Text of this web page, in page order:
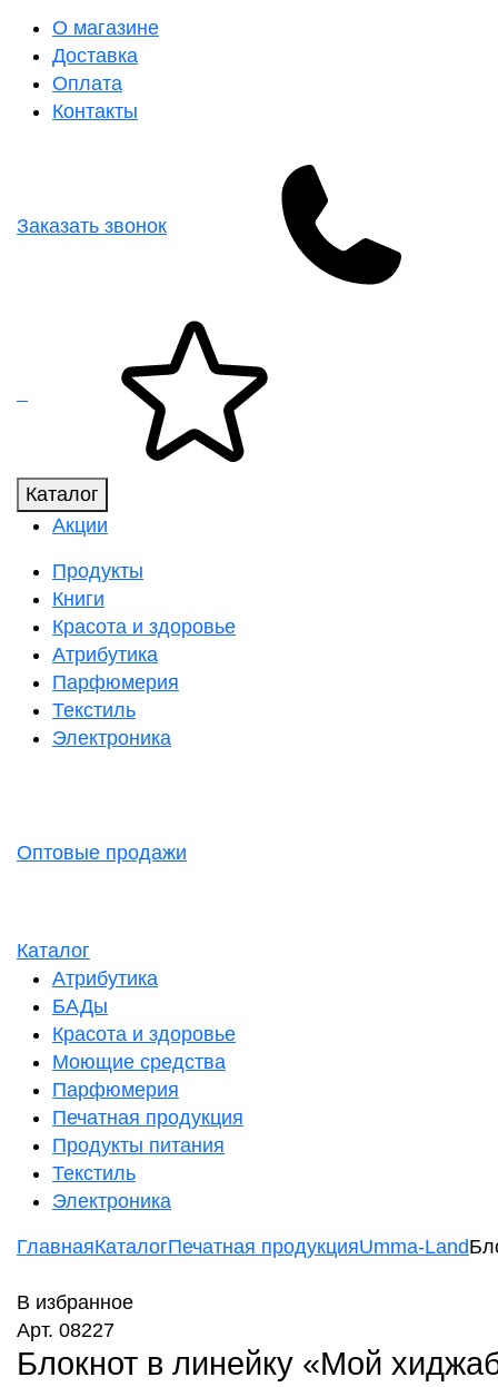
О магазине
Доставка
Оплата
Контакты
Заказать звонок
Каталог
Акции
Продукты
Книги
Красота и здоровье
Атрибутика
Парфюмерия
Текстиль
Электроника
Оптовые продажи
Каталог
Атрибутика
БАДы
Красота и здоровье
Моющие средства
Парфюмерия
Печатная продукция
Продукты питания
Текстиль
Электроника
ГлавнаяКаталогПечатная продукцияUmma-Land
В избранное
Арт. 08227
Блокнот в линейку «Мой